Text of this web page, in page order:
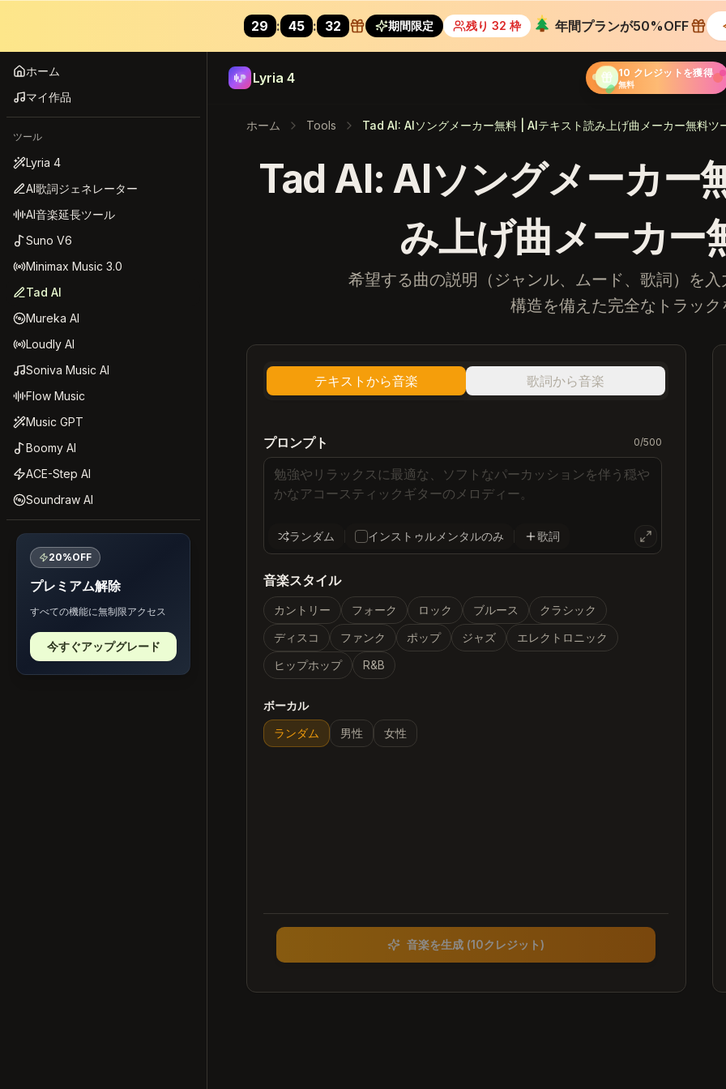
29 : 43 : 85 期間限定 残り 32 枠 年間プランが50%OFF
ホーム
マイ作品
ツール
Lyria 4
AI歌詞ジェネレーター
AI音楽延長ツール
Suno V6
Minimax Music 3.0
Tad AI
Mureka AI
Loudly AI
Soniva Music AI
Flow Music
Music GPT
Boomy AI
ACE-Step AI
Soundraw AI
20%OFF
プレミアム解除
すべての機能に無制限アクセス
今すぐアップグレード
Lyria 4 10 クレジットを獲得
無料
ホーム Tools Tad AI: AIソングメーカー無料 | AIテキスト読み上げ曲メーカー無料ツ
Tad AI: AIソングメーカー
み上げ曲メーカー
希望する曲の説明（ジャンル、ムード、歌詞）を
構造を備えた完全なトラック
テキストから音楽 歌詞から音楽
プロンプト 0/500
ランダム インストゥルメンタルのみ 歌詞
音楽スタイル
カントリー フォーク ロック ブルース
クラシック
ディスコ
ファンク ポップ ジャズ
エレクトロニック
ヒップホップ
R&B
ボーカル
ランダム
男性 女性
音楽を生成 (10クレジット)